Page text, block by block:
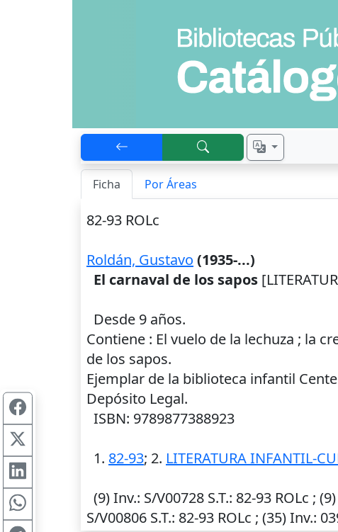
Ficha Por Áreas
82-93 ROLc
Roldán, Gustavo (1935-...)
El carnaval de los sapos
Desde 9 años.
Contiene : El vuelo de la lechuza ; la
de los sapos.
Ejemplar de la biblioteca infantil
Depósito Legal.
ISBN: 9789877388923
1. 82-93; 2. LITERATURA INFANTIL-
(9)Inv.: S/V00728 S.T.: 82-93 ROLc ; (9)
S/V00806 S.T.: 82-93 ROLc ; (35)Inv.: